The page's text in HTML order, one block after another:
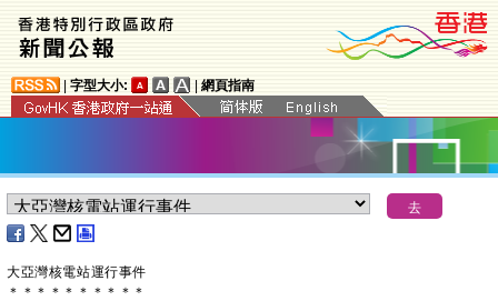
字型大小: 網頁指南
大亞灣核電站運行事件
＊ ＊ ＊ ＊ ＊ ＊ ＊ ＊ ＊ ＊